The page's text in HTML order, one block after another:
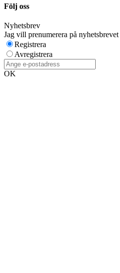
Följ oss
Nyhetsbrev
Jag vill prenumerera på nyhetsbrevet
Registrera
Avregistrera
OK